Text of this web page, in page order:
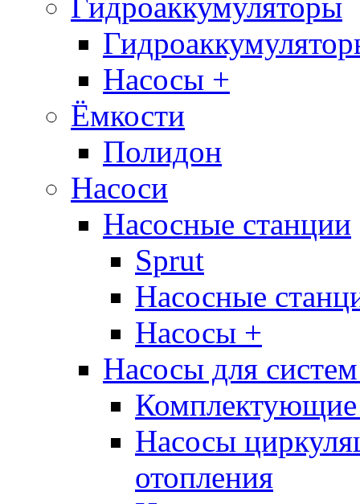
Насосы +
Ёмкости
Полидон
Насоси
Насосные станции
Sprut
Насосные
Насосы +
Насосы для
Комплектующие
Насосы
отопления